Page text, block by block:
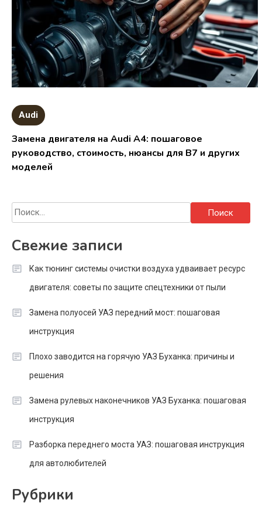
Audi
Замена двигателя на Audi A4: пошаговое
руководство, стоимость, нюансы для B7 и других
моделей
Найти:
Свежие записи
Как тюнинг системы очистки воздуха удваивает ресурс
двигателя: советы по защите спецтехники от пыли
Замена полуосей УАЗ передний мост: пошаговая
инструкция
Плохо заводится на горячую УАЗ Буханка: причины и
решения
Замена рулевых наконечников УАЗ Буханка: пошаговая
инструкция
Разборка переднего моста УАЗ: пошаговая инструкция
для автолюбителей
Рубрики